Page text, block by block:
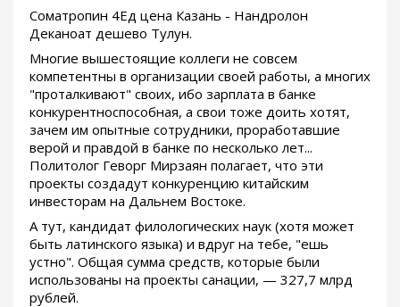
Cоматропин 4Ед цена Казань - Нандролон
Деканоат дешево Тулун.
Многие вышестоящие коллеги не совсем
компетентны в организации своей работы, а многих
"проталкивают" своих, ибо зарплата в банке
конкурентноспособная, а свои тоже доить хотят,
зачем им опытные сотрудники, проработавшие
верой и правдой в банке по несколько лет...
Политолог Геворг Мирзаян полагает, что эти
проекты создадут конкуренцию китайским
инвесторам на Дальнем Востоке.
А тут, кандидат филологических наук (хотя может
быть латинского языка) и вдруг на тебе, "ешь
устно". Общая сумма средств, которые были
использованы на проекты санации, — 327,7 млрд
рублей.